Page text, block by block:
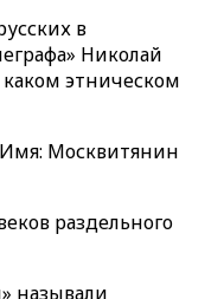
в
Николай
этническом
Москвитянин
раздельного
называли